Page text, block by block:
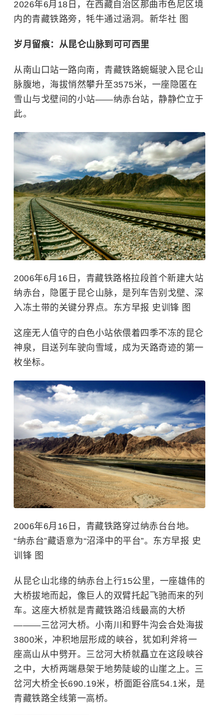
2026年6月18日，在西藏自治区那曲市色尼区境
内的青藏铁路旁，牦牛通过涵洞。新华社 图
岁月留痕：从昆仑山脉到可可西里
从南山口站一路向南，青藏铁路蜿蜒驶入昆仑山
脉腹地，海拔悄然攀升至3575米，一座隐匿在
雪山与戈壁间的小站——纳赤台站，静静伫立于
此。
2006年6月16日，青藏铁路格拉段首个新建大站
纳赤台，隐匿于昆仑山脉，是列车告别戈壁、深
入冻土带的关键分界点。东方早报 史训锋 图
这座无人值守的白色小站依偎着四季不冻的昆仑
神泉，目送列车驶向雪域，成为天路奇迹的第一
枚坐标。
2006年6月16日，青藏铁路穿过纳赤台台地。
“纳赤台”藏语意为“沼泽中的平台”。东方早报 史
训锋 图
从昆仑山北缘的纳赤台上行15公里，一座雄伟的
大桥拔地而起，像巨人的双臂托起飞驰而来的列
车。这座大桥就是青藏铁路沿线最高的大桥
———三岔河大桥。小南川和野牛沟会合处海拔
3800米，冲积地层形成的峡谷，犹如利斧将一
座高山从中劈开。三岔河大桥就矗立在这段峡谷
之中，大桥两端悬架于地势陡峻的山崖之上。三
岔河大桥全长690.19米，桥面距谷底54.1米，是
青藏铁路全线第一高桥。